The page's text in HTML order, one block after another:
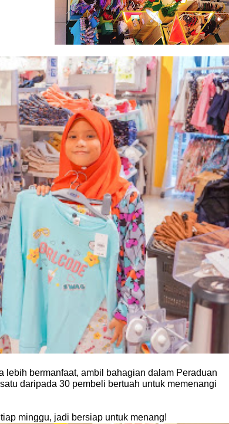
bermanfaat, ambil bahagian dalam Peraduan
daripada 30 pembeli bertuah untuk memenangi
minggu, jadi bersiap untuk menang!